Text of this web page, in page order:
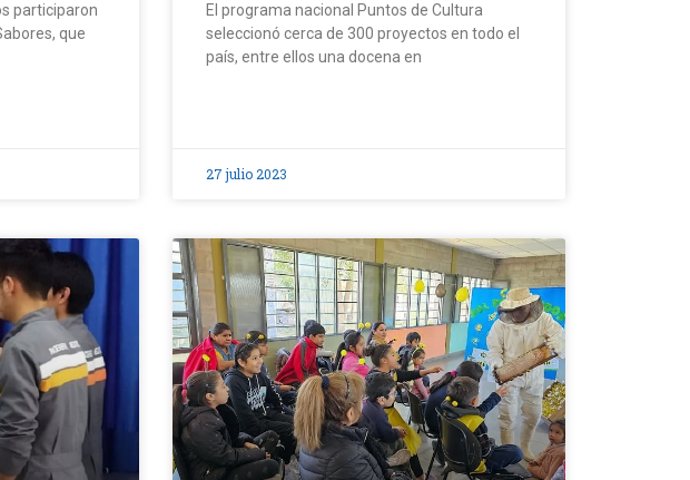
participaron
que
El programa nacional Puntos de Cultura
seleccionó cerca de 300 proyectos en todo el
país, entre ellos una docena en
27 julio 2023